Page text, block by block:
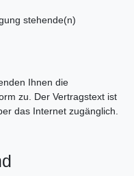
stehende(n)
Ihnen die
zu. Der Vertragstext ist
das Internet zugänglich.